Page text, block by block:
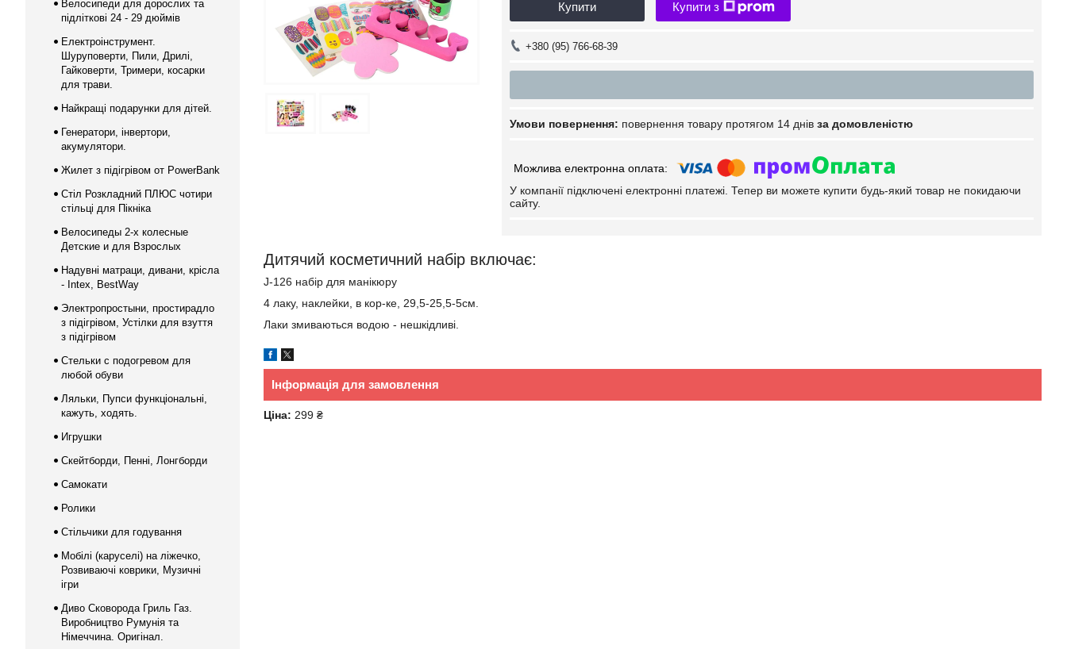
Купити Купити з
+380 (95) 766-68-39
повернення товару протягом 14 днів за домовленістю
У компанії підключені електронні платежі. Тепер ви можете купити будь-який товар не покидаючи
сайту.
Дитячий косметичний набір включає:
J-126 набір для манікюру
4 лаку, наклейки, в кор-ке, 29,5-25,5-5см.
Лаки змиваються водою - нешкідливі.
Інформація для замовлення
Ціна: 299 ₴
Велосипеди для дорослих та
підліткові 24 - 29 дюймів
Електроінструмент.
Шуруповерти, Пили, Дрилі,
Гайковерти, Тримери, косарки
для трави.
Найкращі подарунки для дітей.
Генератори, інвертори,
акумулятори.
Жилет з підігрівом от PowerBank
Стіл Розкладний ПЛЮС чотири
стільці для Пікніка
Велосипеды 2-х колесные
Детские и для Взрослых
Надувні матраци, дивани, крісла
- Intex, BestWay
Электропростыни, простирадло
з підігрівом, Устілки для взуття
з підігрівом
Стельки с подогревом для
любой обуви
Ляльки, Пупси функціональні,
кажуть, ходять.
Игрушки
Скейтборди, Пенні, Лонгборди
Самокати
Ролики
Стільчики для годування
Мобілі (каруселі) на ліжечко,
Розвиваючі коврики, Музичні
ігри
Диво Сковорода Гриль Газ.
Виробництво Румунія та
Німеччина. Оригінал.